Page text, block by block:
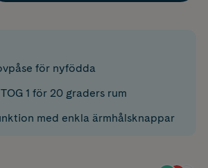
för nyfödda
1 för 20 graders rum
med enkla ärmhålsknappar